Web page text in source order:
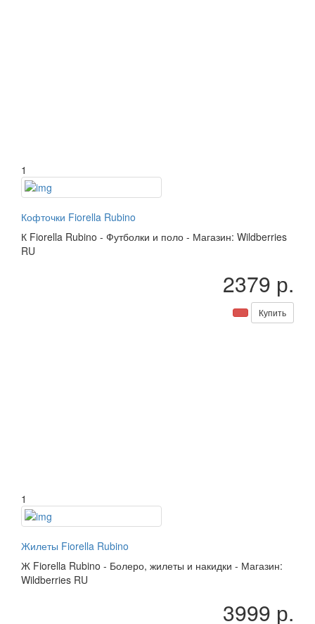
1
Кофточки Fiorella Rubino
К Fiorella Rubino - Футболки и поло - Магазин: Wildberries
RU
2379 р.
Купить
1
Жилеты Fiorella Rubino
Ж Fiorella Rubino - Болеро, жилеты и накидки - Магазин:
Wildberries RU
3999 р.